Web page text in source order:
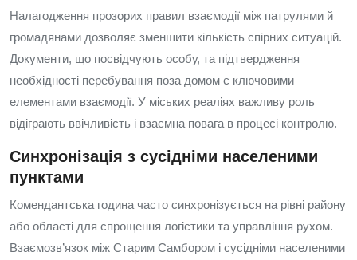
Налагодження прозорих правил взаємодії між патрулями й
громадянами дозволяє зменшити кількість спірних ситуацій.
Документи, що посвідчують особу, та підтвердження
необхідності перебування поза домом є ключовими
елементами взаємодії. У міських реаліях важливу роль
відіграють ввічливість і взаємна повага в процесі контролю.
Синхронізація з сусідніми населеними
пунктами
Комендантська година часто синхронізується на рівні району
або області для спрощення логістики та управління рухом.
Взаємозв’язок між Старим Самбором і сусідніми населеними